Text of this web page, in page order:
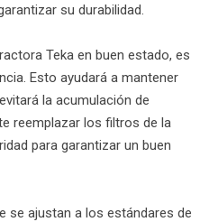
su durabilidad.
Teka en buen estado, es
Esto ayudará a mantener
la acumulación de
reemplazar los filtros de la
para garantizar un buen
se ajustan a los estándares de